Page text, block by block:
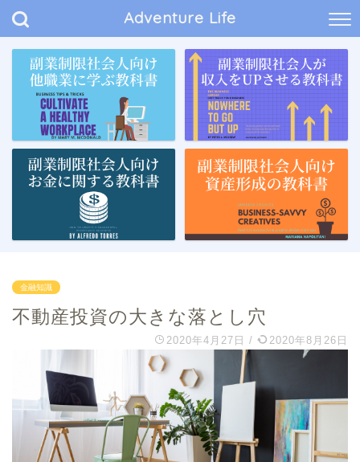
Adventure Life
金融知識
不動産投資の大きな落とし穴
2020年4月27日 / 2020年8月26日